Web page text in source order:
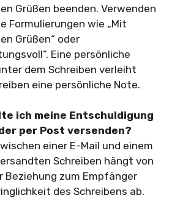
Grüßen beenden. Verwenden
Formulierungen wie „Mit
Grüßen“ oder
Eine persönliche
dem Schreiben verleiht
eine persönliche Note.
ich meine Entschuldigung
per Post versenden?
einer E-Mail und einem
Schreiben hängt von
Beziehung zum Empfänger
des Schreibens ab.